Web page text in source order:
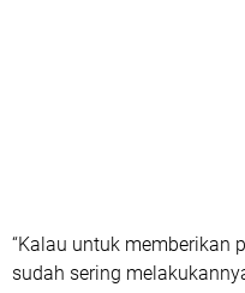
“Kalau untuk memberikan
sudah sering